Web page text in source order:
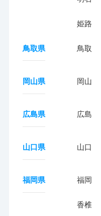
姫路
鳥取県 鳥取
岡山県 岡山
広島県 広島
山口県 山口
福岡県 福岡
香椎